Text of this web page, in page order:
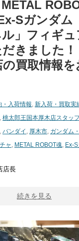
Sガンダム
」フィギュ
きました
買取情報
・入荷情報, 新入荷・買取実
, 桃太郎王国本厚木店スタッ
, バンダイ , 厚木市, ガンダム
ャ , METAL ROBOT魂, Ex-
店長
続きを見る